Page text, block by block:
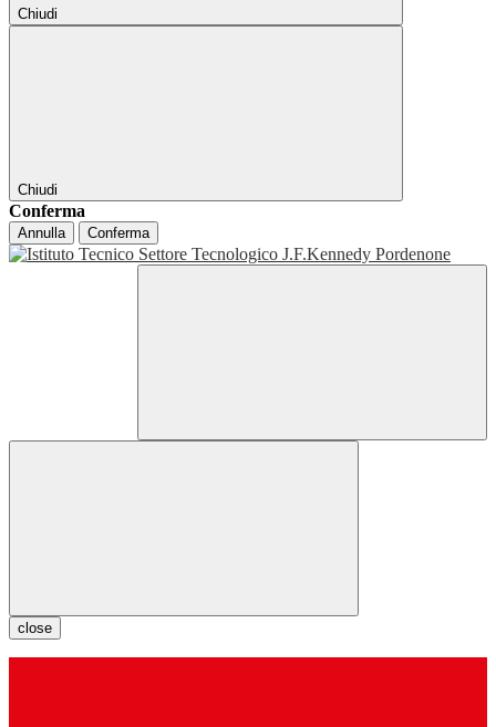
Chiudi
Chiudi
Conferma
Annulla Conferma
close